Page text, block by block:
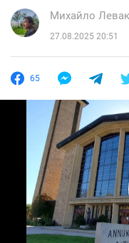
Михайло
27.08.2025 20:51
65